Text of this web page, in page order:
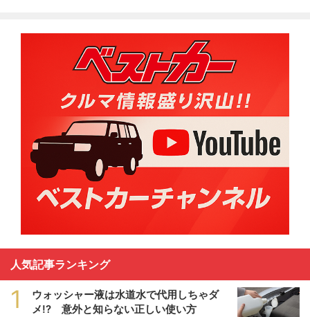
人気記事ランキング
1
ウォッシャー液は水道水で代用しちゃダ
メ!? 意外と知らない正しい使い方